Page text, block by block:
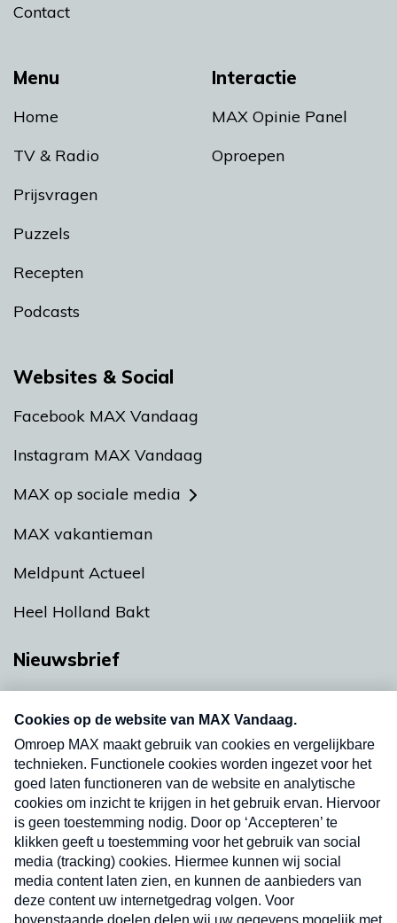
Menu
Home
TV & Radio
Prijsvragen
Puzzels
Recepten
Podcasts
Interactie
MAX Opinie Panel
Oproepen
Contact
Websites & Social
Facebook MAX Vandaag
Instagram MAX Vandaag
MAX op sociale media
MAX vakantieman
Meldpunt Actueel
Heel Holland Bakt
Nieuwsbrief
nieuwsbrief. Elke vrijdag- en dinsdagochtend in
uw mailbox.
Verzend